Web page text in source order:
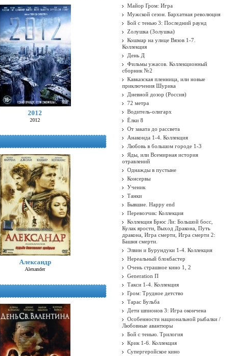
2012
2012
Александр
Alexander
Майор Гром: Игра
Мужской сезон. Бархатная революция
Бой с тенью 3: Последний раунд
Zолушка (Золушка)
Кошмар на улице Вязов 1-7.
Коллекция
День Д
Фильмы ужасов. Коллекционный
сборник №2
Кавказская пленница, или новые
приключения Шурика
Дневной дозор (Россия)
72 метра
Водитель-олигарх
Ёлки 8
От заката до рассвета
Анаконда 1-4. Коллекция
Любовь в большом городе 1-3
Яды, или Всемирная история
отравлений
Однажды в пустыне
Консервы
Ученик
Танки
Бывшие. Happy end
Перевозчик: Коллекция
Коллекция Брюс Ли: Большой босс,
Кулак ярости, Выход Дракона, Путь
дракона, Игра смерти, Игра смерти 2:
Башня смерти.
Элвин и Бурундуки 1-4. Коллекция
Нереальный блокбастер
Очень страшное кино 1, 2
Generation П
Такси 1-4. Коллекция
Гром: Трудное детство
Тарас Бульба
Дети шпионов 3: Игра окончена
Особенности национальной рыбалки /
Любовные авантюры
Бой с тенью. Трилогия
Крик 1-6. Коллекция
Супергеройское кино